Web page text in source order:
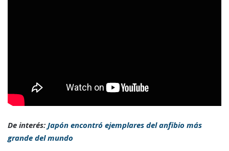
De interés: Japón encontró ejemplares del anfibio más
grande del mundo